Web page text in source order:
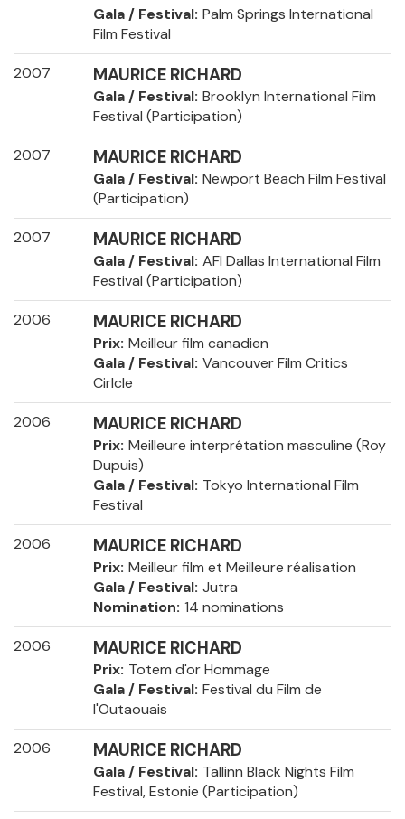
Gala / Festival Palm Springs International
Film Festival
2007 MAURICE RICHARD
Gala / Festival Brooklyn International Film
Festival (Participation)
2007 MAURICE RICHARD
Gala / Festival Newport Beach Film Festival
(Participation)
2007 MAURICE RICHARD
Gala / Festival AFI Dallas International Film
Festival (Participation)
2006 MAURICE RICHARD
Prix Meilleur film canadien
Gala / Festival Vancouver Film Critics
Cirlcle
2006 MAURICE RICHARD
Prix Meilleure interprétation masculine (Roy
Dupuis)
Gala / Festival Tokyo International Film
Festival
2006 MAURICE RICHARD
Prix Meilleur film et Meilleure réalisation
Gala / Festival Jutra
Nomination 14 nominations
2006 MAURICE RICHARD
Prix Totem d'or Hommage
Gala / Festival Festival du Film de
l'Outaouais
2006 MAURICE RICHARD
Gala / Festival Tallinn Black Nights Film
Festival, Estonie (Participation)